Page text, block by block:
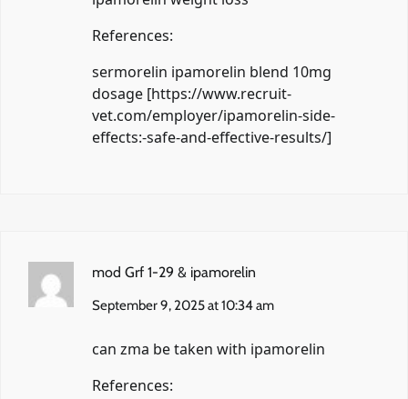
References:
sermorelin ipamorelin blend 10mg
dosage [https://www.recruit-
vet.com/employer/ipamorelin-side-
effects:-safe-and-effective-results/]
mod Grf 1-29 & ipamorelin
September 9, 2025 at 10:34 am
can zma be taken with ipamorelin
References: